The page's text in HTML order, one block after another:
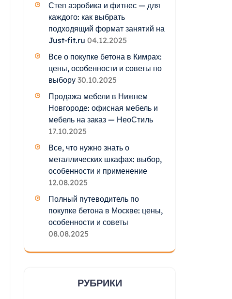
Степ аэробика и фитнес — для
каждого: как выбрать
подходящий формат занятий на
Just-fit.ru 04.12.2025
Все о покупке бетона в Кимрах:
цены, особенности и советы по
выбору 30.10.2025
Продажа мебели в Нижнем
Новгороде: офисная мебель и
мебель на заказ — НеоСтиль
17.10.2025
Все, что нужно знать о
металлических шкафах: выбор,
особенности и применение
12.08.2025
Полный путеводитель по
покупке бетона в Москве: цены,
особенности и советы
08.08.2025
РУБРИКИ